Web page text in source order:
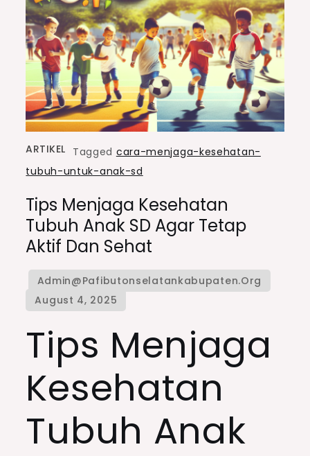
ARTIKEL Tagged cara-menjaga-kesehatan-
tubuh-untuk-anak-sd
Tips Menjaga Kesehatan
Tubuh Anak SD Agar Tetap
Aktif Dan Sehat
Tips Menjaga
Kesehatan
Tubuh Anak